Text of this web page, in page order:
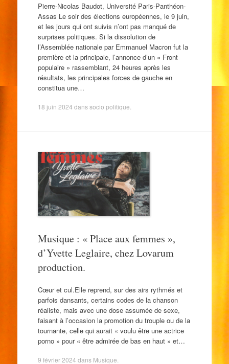
Pierre-Nicolas Baudot, Université Paris-Panthéon-
Assas Le soir des élections européennes, le 9 juin,
et les jours qui ont suivis n’ont pas manqué de
surprises politiques. Si la dissolution de
l’Assemblée nationale par Emmanuel Macron fut la
première et la principale, l’annonce d’un « Front
populaire » rassemblant, 24 heures après les
résultats, les principales forces de gauche en
constitua une…
18 juin 2024 danssocio politique
Musique : « Place aux femmes »,
d’Yvette Leglaire, chez Lovarum
production.
Cœur et cul.Elle reprend, sur des airs rythmés et
parfois dansants, certains codes de la chanson
réaliste, mais avec une dose assumée de sexe,
faisant à l’occasion la promotion du trouple ou de la
tournante, celle qui aurait « voulu être une actrice
porno » pour « être admirée de bas en haut » et…
9 février 2024 dans Musique